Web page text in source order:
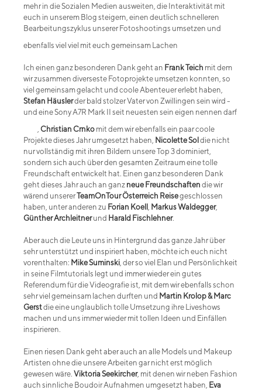
mehr in die Sozialen Medien ausweiten, die Interaktivität mit
euch in unserem Blog steigern, einen deutlich schnelleren
Bearbeitungszyklus unserer Fotoshootings umsetzen und
ebenfalls viel viel mit euch gemeinsam Lachen
Ich einen ganz besonderen Dank geht an Frank Teich mit dem
wir zusammen diverseste Fotoprojekte umsetzen konnten, so
viel gemeinsam gelacht und coole Abenteuer erlebt haben,
Stefan Häuslerder bald stolzer Vater von Zwillingen sein wird -
und eine Sony A7R Mark II seit neuesten sein eigen nennen darf
, Christian Crnko mit dem wir ebenfalls ein paar coole
Projekte dieses Jahr umgesetzt haben, Nicolette Sol die nicht
nur vollständig mit ihren Bildern unsere Top 3 dominiert,
sondern sich auch über den gesamten Zeitraum eine tolle
Freundschaft entwickelt hat. Einen ganz besonderen Dank
geht dieses Jahr auch an ganz neue Freundschaften die wir
wärend unsererTeamOnTour Österreich Reisegeschlossen
haben, unter anderen zu Forian Koell , Markus Waldegger,
Günther Archleitnerund Harald Fischlehner.
Aber auch die Leute uns in Hintergrund das ganze Jahr über
sehr unterstützt und inspiriert haben, möchte ich euch nicht
vorenthalten: Mike Suminski, der so viel Elan und Persönlichkeit
in seine Filmtutorials legt und immer wieder ein gutes
Referendum für die Videografie ist, mit dem wir ebenfalls schon
sehr viel gemeinsam lachen durften und Martin Krolop & Marc
Gerstdie eine unglaublich tolle Umsetzung ihre Liveshows
machen und uns immer wieder mit tollen Ideen und Einfällen
inspirieren.
Einen riesen Dank geht aber auch an alle Models und Makeup
Artisten ohne die unsere Arbeiten gar nicht erst möglich
gewesen wäre. Viktoria Seekircher, mit denen wir neben Fashion
auch sinnliche Boudoir Aufnahmen umgesetzt haben, Eva